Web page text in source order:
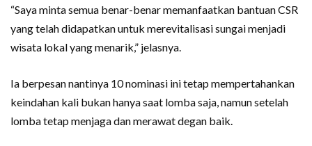
“Saya minta semua benar-benar memanfaatkan bantuan CSR
yang telah didapatkan untuk merevitalisasi sungai menjadi
wisata lokal yang menarik,” jelasnya.
Ia berpesan nantinya 10 nominasi ini tetap mempertahankan
keindahan kali bukan hanya saat lomba saja, namun setelah
lomba tetap menjaga dan merawat degan baik.